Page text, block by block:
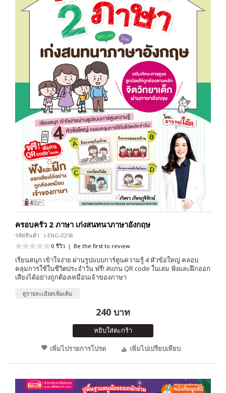
ครอบครัว 2 ภาษา เก่งสนทนาภาษาอังกฤษ
รหัสสินค้า : I-ENG-0258
0 รีวิว | Be the first to review
เรียนสนุก เข้าใจง่าย ผ่านรูปแบบการ์ตูนความรู้ 4 หัวข้อใหญ่ คลอบ
คลุมการใช้ในชีวิตประจำวัน ฟรี! สแกน QR code ในเล่ม ฟังและฝึกออก
เสียงได้อย่างถูกต้องเหมือนเจ้าของภาษา
ดูรายละเอียดเพิ่มเติม
240 บาท
หยิบใส่ตะกร้า
เพิ่มไปรายการโปรด
เพิ่มไปเปรียบเทียบ